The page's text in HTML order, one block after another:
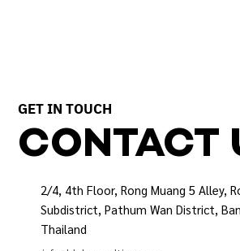
GET IN TOUCH
CONTACT
2/4, 4th Floor, Rong Muang 5 Alley,
Subdistrict, Pathum Wan District,
Thailand